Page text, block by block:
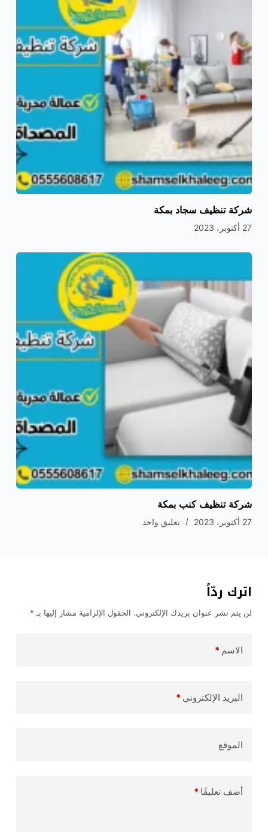
شركة تنظيف سجاد بمكة
27 أكتوبر، 2023
شركة تنظيف كنب بمكة
27 أكتوبر، 2023 تعليق واحد
اترك ردّاً
لن يتم نشر عنوان بريدك الإلكتروني. الحقول الإلزامية مشار إليها بـ *
الاسم *
البريد الإلكتروني *
الموقع
أضف تعليقًا *